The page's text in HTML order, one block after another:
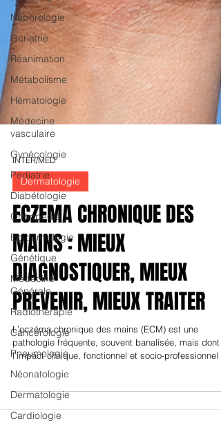
Néphrologie
Gériatrie
Réanimation
Métabolisme
Hématologie
Médecine
vasculaire
Gynécologie
Pédiatrie
Diabétologie
Orthopédie
Epidémiologie
Génétique
Médecine
Générale
Radiothérapie
Cancérologie
Pneumologie
Néonatologie
Dermatologie
Cardiologie
INTER/MED
Dermatologie
ECZEMA CHRONIQUE DES
MAINS : MIEUX
DIAGNOSTIQUER, MIEUX
PREVENIR, MIEUX TRAITER
L’eczéma chronique des mains (ECM) est une
pathologie fréquente, souvent banalisée, mais dont